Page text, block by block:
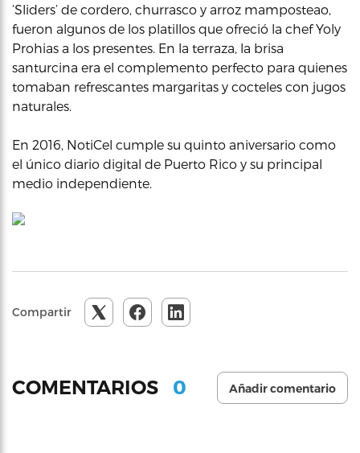
‘Sliders’ de cordero, churrasco y arroz mamposteao,
fueron algunos de los platillos que ofreció la chef Yoly
Prohias a los presentes. En la terraza, la brisa
santurcina era el complemento perfecto para quienes
tomaban refrescantes margaritas y cocteles con jugos
naturales.
En 2016, NotiCel cumple su quinto aniversario como
el único diario digital de Puerto Rico y su principal
medio independiente.
Compartir
COMENTARIOS 0 Añadir comentario